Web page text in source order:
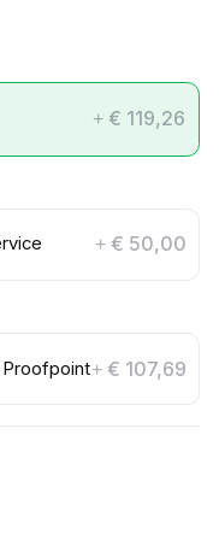
+ € 119,26
+ € 50,00
Proofpoint+ € 107,69